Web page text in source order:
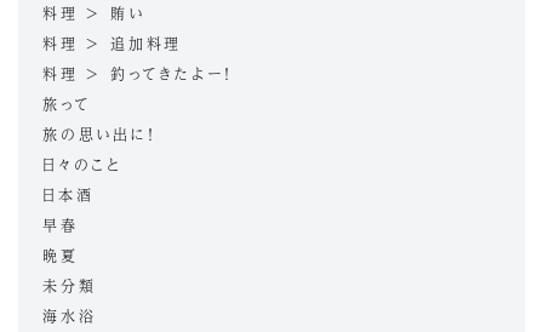
料理 > 賄い
料理 > 追加料理
料理 > 釣ってきたよー！
旅って
旅の思い出に！
日々のこと
日本酒
早春
晩夏
未分類
海水浴